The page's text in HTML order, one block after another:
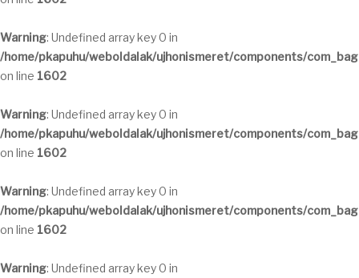
Warning: Undefined array key 0 in
/home/pkapuhu/weboldalak/ujhonismeret/components/
on line 1602
Warning: Undefined array key 0 in
/home/pkapuhu/weboldalak/ujhonismeret/components/
on line 1602
Warning: Undefined array key 0 in
/home/pkapuhu/weboldalak/ujhonismeret/components/
on line 1602
Warning: Undefined array key 0 in